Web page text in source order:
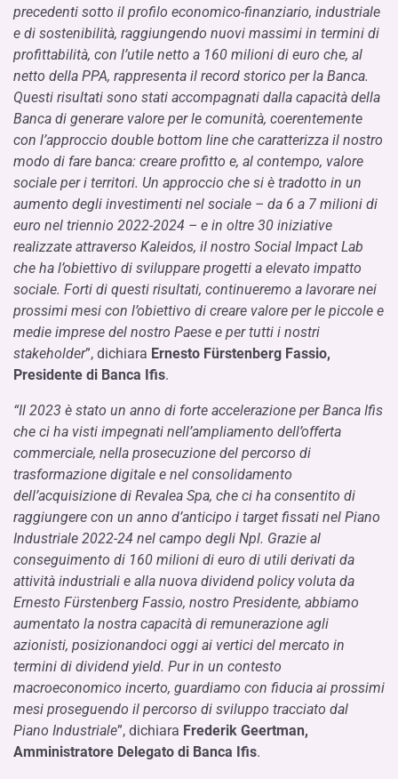
precedenti sotto il profilo economico-finanziario, industriale
e di sostenibilità, raggiungendo nuovi massimi in termini di
profittabilità, con l’utile netto a 160 milioni di euro che, al
netto della PPA, rappresenta il record storico per la Banca.
Questi risultati sono stati accompagnati dalla capacità della
Banca di generare valore per le comunità, coerentemente
con l’approccio double bottom line che caratterizza il nostro
modo di fare banca: creare profitto e, al contempo, valore
sociale per i territori. Un approccio che si è tradotto in un
aumento degli investimenti nel sociale – da 6 a 7 milioni di
euro nel triennio 2022-2024 – e in oltre 30 iniziative
realizzate attraverso Kaleidos, il nostro Social Impact Lab
che ha l’obiettivo di sviluppare progetti a elevato impatto
sociale. Forti di questi risultati, continueremo a lavorare nei
prossimi mesi con l’obiettivo di creare valore per le piccole e
medie imprese del nostro Paese e per tutti i nostri
stakeholder”, dichiara Ernesto Fürstenberg Fassio,
Presidente di Banca Ifis.
“Il 2023 è stato un anno di forte accelerazione per Banca Ifis
che ci ha visti impegnati nell’ampliamento dell’offerta
commerciale, nella prosecuzione del percorso di
trasformazione digitale e nel consolidamento
dell’acquisizione di Revalea Spa, che ci ha consentito di
raggiungere con un anno d’anticipo i target fissati nel Piano
Industriale 2022-24 nel campo degli Npl. Grazie al
conseguimento di 160 milioni di euro di utili derivati da
attività industriali e alla nuova dividend policy voluta da
Ernesto Fürstenberg Fassio, nostro Presidente, abbiamo
aumentato la nostra capacità di remunerazione agli
azionisti, posizionandoci oggi ai vertici del mercato in
termini di dividend yield. Pur in un contesto
macroeconomico incerto, guardiamo con fiducia ai prossimi
mesi proseguendo il percorso di sviluppo tracciato dal
Piano Industriale”, dichiara Frederik Geertman,
Amministratore Delegato di Banca Ifis.